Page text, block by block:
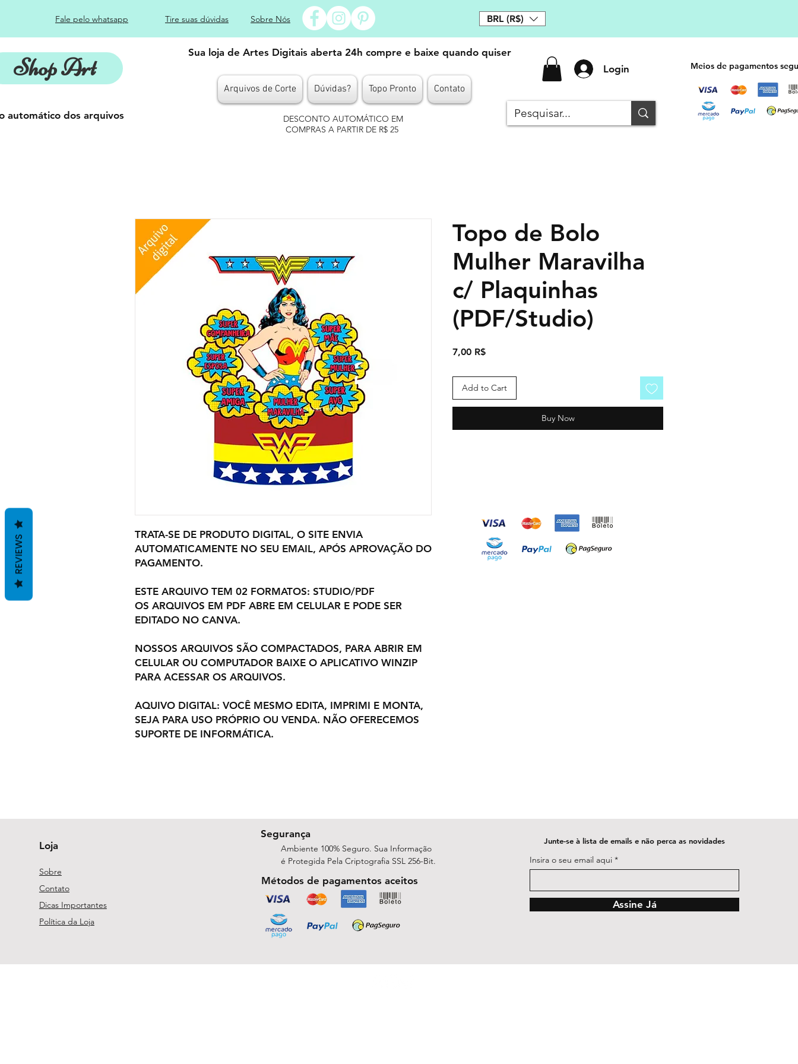
Fale pelo whatsapp Tire suas dúvidas Sobre Nós BRL (R$)
Shop Art
Sua loja de Artes Digitais aberta 24h compre e baixe quando quiser
Arquivos de Corte Dúvidas? Topo Pronto Contato
Login
automático dos arquivos
DESCONTO AUTOMÁTICO EM
COMPRAS A PARTIR DE R$ 25
Meios de pagamentos
TRATA-SE DE PRODUTO DIGITAL, O SITE ENVIA
AUTOMATICAMENTE NO SEU EMAIL, APÓS APROVAÇÃO DO
PAGAMENTO.
ESTE ARQUIVO TEM 02 FORMATOS: STUDIO/PDF
OS ARQUIVOS EM PDF ABRE EM CELULAR E PODE SER
EDITADO NO CANVA.
NOSSOS ARQUIVOS SÃO COMPACTADOS, PARA ABRIR EM
CELULAR OU COMPUTADOR BAIXE O APLICATIVO WINZIP
PARA ACESSAR OS ARQUIVOS.
AQUIVO DIGITAL: VOCÊ MESMO EDITA, IMPRIMI E MONTA,
SEJA PARA USO PRÓPRIO OU VENDA. NÃO OFERECEMOS
SUPORTE DE INFORMÁTICA.
Topo de Bolo
Mulher Maravilha
c/ Plaquinhas
(PDF/Studio)
7,00 R$Price
Add to Cart
Buy Now
Loja
Sobre
Contato
Dicas Importantes
Política da Loja
Segurança
Ambiente 100% Seguro. Sua Informação
é Protegida Pela Criptografia SSL 256-Bit.
Métodos de pagamentos aceitos
Junte-se à lista de emails e não perca as novidades
Insira o seu email aqui
Assine Já
REVIEWS